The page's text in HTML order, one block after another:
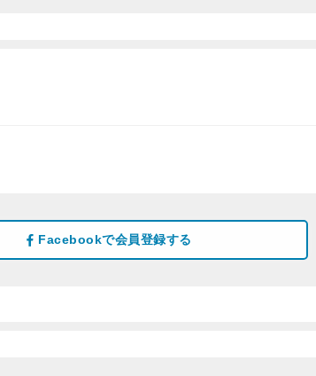
Facebookで会員登録する